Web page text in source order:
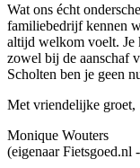
Wat ons écht
familiebedrijf kennen
altijd welkom voelt. Je
zowel bij de aanschaf
Scholten ben je geen
Met vriendelijke groet,
Monique Wouters
(eigenaar Fietsgoed.nl